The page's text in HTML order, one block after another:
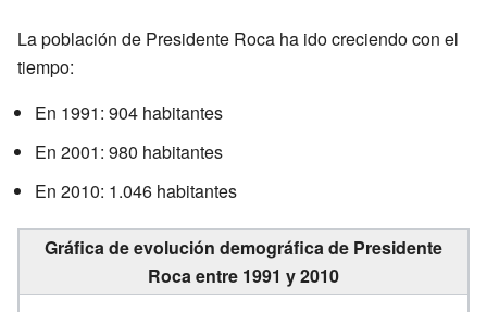
La población de Presidente Roca ha ido creciendo con el
tiempo:
En 1991: 904 habitantes
En 2001: 980 habitantes
En 2010: 1.046 habitantes
Gráfica de evolución demográfica de Presidente
Roca entre 1991 y 2010